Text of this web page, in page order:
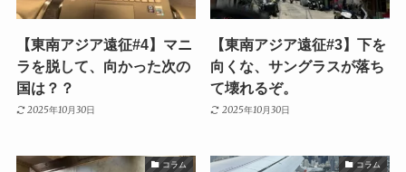
【東南アジア遠征#4】マニ
ラを脱して、向かった次の
国は？？
2025年10月30日
【東南アジア遠征#3】下を
向くな、サングラスが落ち
て壊れるぞ。
2025年10月30日
コラム コラム